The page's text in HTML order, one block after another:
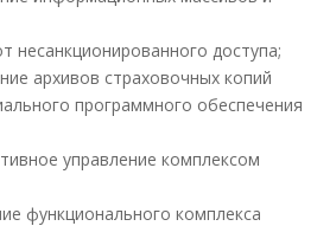
доступа;
архивов страховочных копий
программного обеспечения
управление комплексом
функционального комплекса